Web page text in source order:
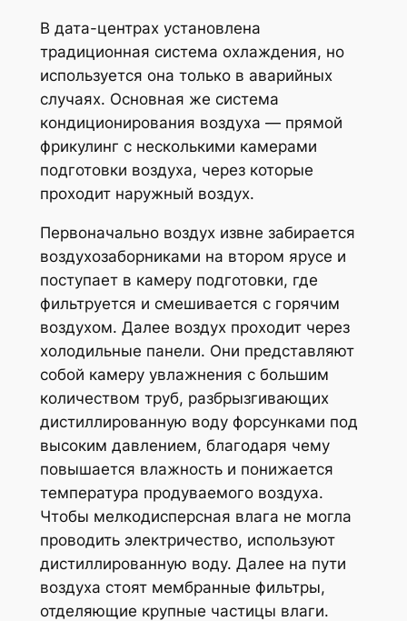
В дата-центрах установлена
традиционная система охлаждения, но
используется она только в аварийных
случаях. Основная же система
кондиционирования воздуха — прямой
фрикулинг с несколькими камерами
подготовки воздуха, через которые
проходит наружный воздух.
Первоначально воздух извне забирается
воздухозаборниками на втором ярусе и
поступает в камеру подготовки, где
фильтруется и смешивается с горячим
воздухом. Далее воздух проходит через
холодильные панели. Они представляют
собой камеру увлажнения с большим
количеством труб, разбрызгивающих
дистиллированную воду форсунками под
высоким давлением, благодаря чему
повышается влажность и понижается
температура продуваемого воздуха.
Чтобы мелкодисперсная влага не могла
проводить электричество, используют
дистиллированную воду. Далее на пути
воздуха стоят мембранные фильтры,
отделяющие крупные частицы влаги.